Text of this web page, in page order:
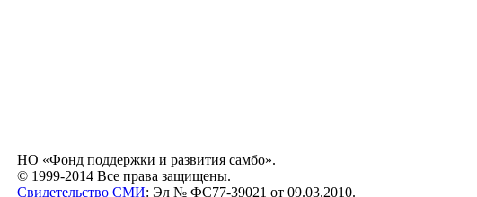
НО «Фонд поддержки и развития самбо».
© 1999-2014 Все права защищены.
Свидетельство СМИ: Эл № ФС77-39021 от 09.03.2010.